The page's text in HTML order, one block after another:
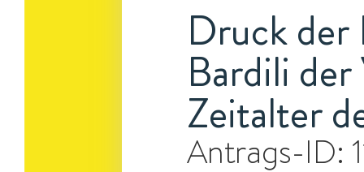
Druck
Bardili
Zeitalter
Antrags-ID: